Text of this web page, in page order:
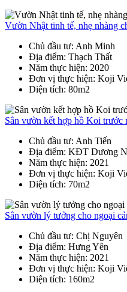
Vườn Nhật tinh tế, nhẹ nhàng
Chủ đầu tư: Anh Minh
Địa điểm: Thạch Thất
Năm thực hiện: 2020
Đơn vị thực hiện: Koji
Diện tích: 80m2
Sân vườn kết hợp hồ Koi trước
Chủ đầu tư: Anh Tiến
Địa điểm: KĐT Dương
Năm thực hiện: 2021
Đơn vị thực hiện: Koji
Diện tích: 70m2
Sân vườn lý tưởng cho ngoại
Chủ đầu tư: Chị Nguyên
Địa điểm: Hưng Yên
Năm thực hiện: 2021
Đơn vị thực hiện: Koji
Diện tích: 160m2